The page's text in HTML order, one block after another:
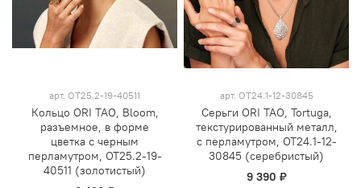
арт. OT25.2-19-40511
Кольцо ORI TAO, Bloom,
разъемное, в форме
цветка с черным
перламутром, OT25.2-19-
40511 (золотистый)
арт. OT24.1-12-30845
Серьги ORI TAO, Tortuga,
текстурированный металл,
с перламутром, OT24.1-12-
30845 (серебристый)
9 390 ₽